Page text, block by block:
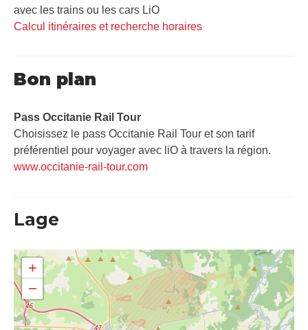
avec les trains ou les cars LiO
Calcul itinéraires et recherche horaires
Bon plan
Pass Occitanie Rail Tour​
Choisissez le pass Occitanie Rail Tour et son tarif
préférentiel pour voyager avec liO à travers la région.
www.occitanie-rail-tour.com
Lage
+
−